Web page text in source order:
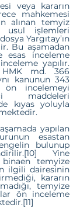
veya kararın
mahkemesi
alınan temyiz
usul işlemleri
Yargıtay’ın
Bu aşamadan
esas inceleme
yapılır.
md. 366
kanunun 343
incelemeyi
maddeleri
kıyas yoluyla
yapılan
esastan
bulunup
[10] Yine
temyize
ilgili dairesinin
kararın
temyize
ön inceleme
[11]